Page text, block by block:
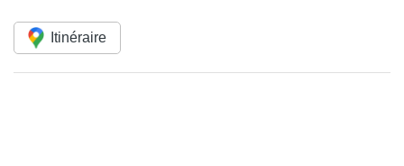
Itinéraire